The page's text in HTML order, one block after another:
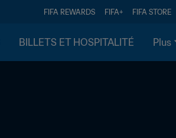
FIFA REWARDS FIFA+ FIFA STORE
BILLETS ET HOSPITALITÉ Plus